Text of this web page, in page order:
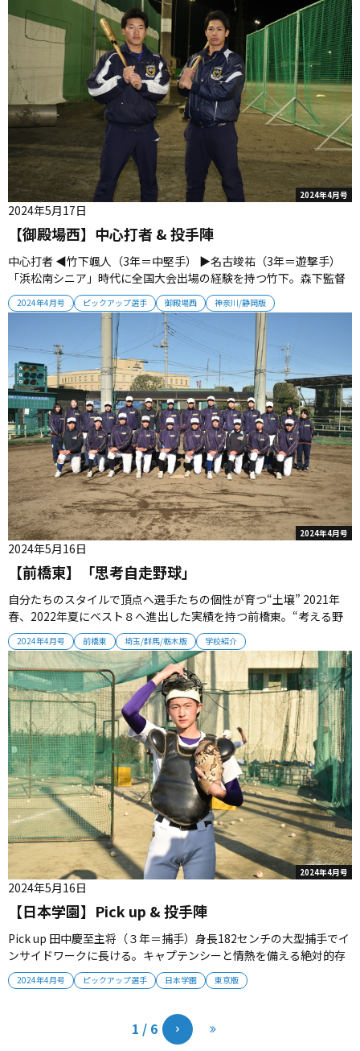
2024年4月号
2024年4月号 ピックアップ選手 御殿場西 神奈川/静岡版
【御殿場西】中心打者 & 投手陣
2024年5月17日
中心打者 ◀︎竹下颯人（3年＝中堅手） ▶︎名古竣祐（3年＝遊撃手）
「浜松南シニア」時代に全国大会出場の経験を持つ竹下。森下監督
のもとでプレーしたいと御殿場西に入学し、１年夏からレギュラー
で出場する。走攻守の三拍子が揃う中堅手。「いつまでも悲しんで
いたら、森下先生に怒られる」と、気持ちを切...
2024年4月号
2024年4月号 前橋東 埼玉/群馬/栃木版 学校紹介
【前橋東】「思考自走野球」
2024年5月16日
自分たちのスタイルで頂点へ選手たちの個性が育つ“土壌” 2021年
春、2022年夏にベスト８へ進出した実績を持つ前橋東。“考える野
球”を追求するチームは、英知を結集して甲子園を目指す。 ■切磋
琢磨は高校野球の原点 選手たちが育つ“土壌”がある。前橋東は、
2017年春にベスト４へ進出して周囲を驚かせると、シードエントリ
ー...
2024年4月号
2024年4月号 ピックアップ選手 日本学園 東京版
【日本学園】Pick up & 投手陣
2024年5月16日
Pick up 田中慶至主将（３年＝捕手）身長182センチの大型捕手でイ
ンサイドワークに長ける。キャプテンシーと情熱を備える絶対的存
在だ 河野陽向（３年＝中堅手）右中間へ鋭い打球を飛ばす右の強打
者。１番バッターとしてチームを活性、守備では強肩を活かした本
1 / 6